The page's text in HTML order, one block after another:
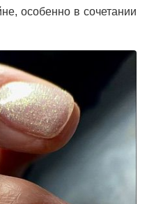
особенно в сочетании